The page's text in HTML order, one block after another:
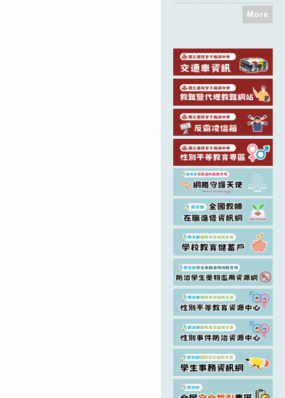
More